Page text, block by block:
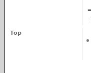
Top